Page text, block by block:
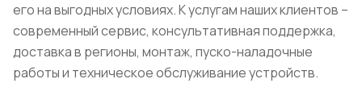
его на выгодных условиях. К услугам наших клиентов –
современный сервис, консультативная поддержка,
доставка в регионы, монтаж, пуско-наладочные
работы и техническое обслуживание устройств.